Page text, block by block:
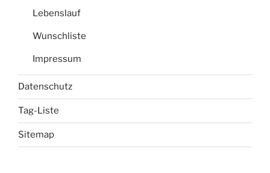
Lebenslauf
Wunschliste
Impressum
Datenschutz
Tag-Liste
Sitemap